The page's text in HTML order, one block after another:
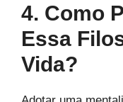
4. Como
Essa
Vida?